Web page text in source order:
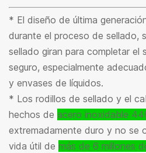
* El diseño de última
durante el proceso de sellado,
sellado giran para completar el
seguro, especialmente
y envases de líquidos.
* Los rodillos de sellado y el
hechos de acero inoxidable
extremadamente duro y no se
vida útil de más de 6 millones